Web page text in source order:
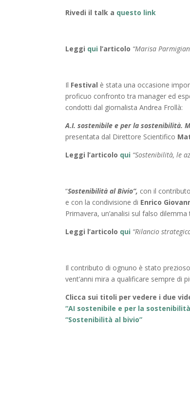
Rivedi il talk a questo link
Leggi qui l’articolo “Marisa
Il Festival è stata una occasione
proficuo confronto tra manager ed
condotti dal giornalista Andrea Frollà:
A.I.sostenibile e per la sostenibilità.
presentata dal Direttore Scientifico
Leggi l’articolo qui “Sostenibilità, le
“Sostenibilità al Bivio”, con il
e con la condivisione di Enrico
Primavera, un’analisi sul falso
Leggi l’articolo qui “Rilancio
Il contributo di ognuno è stato
vent’anni mira a qualificare sempre di
Clicca sui titoli per vedere i due
“AI sostenibile e per la
“Sostenibilità al bivio”